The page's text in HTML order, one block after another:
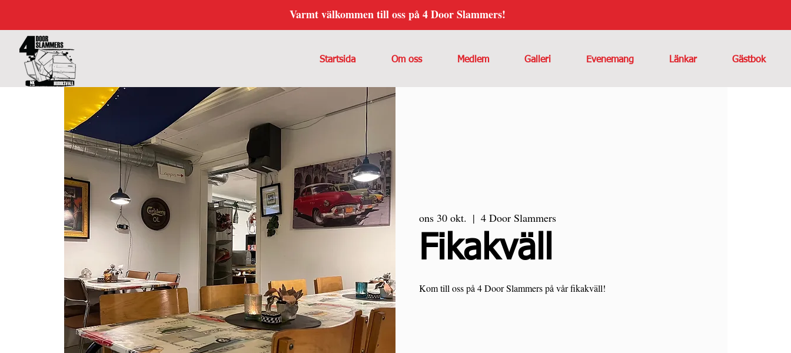
Varmt välkommen till oss på 4 Door Slammers!
Startsida Om oss Medlem Galleri Evenemang Länkar Gästbok
ons 30 okt.
  |
4 Door Slammers
Fikakväll
Kom till oss på 4 Door Slammers på vår fikakväll!